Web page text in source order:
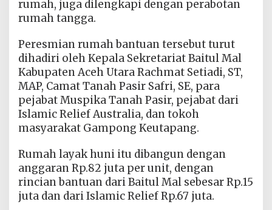
rumah, juga dilengkapi dengan perabotan
rumah tangga.
Peresmian rumah bantuan tersebut turut
dihadiri oleh Kepala Sekretariat Baitul Mal
Kabupaten Aceh Utara Rachmat Setiadi, ST,
MAP, Camat Tanah Pasir Safri, SE, para
pejabat Muspika Tanah Pasir, pejabat dari
Islamic Relief Australia, dan tokoh
masyarakat Gampong Keutapang.
Rumah layak huni itu dibangun dengan
anggaran Rp.82 juta per unit, dengan
rincian bantuan dari Baitul Mal sebesar Rp.15
juta dan dari Islamic Relief Rp.67 juta.